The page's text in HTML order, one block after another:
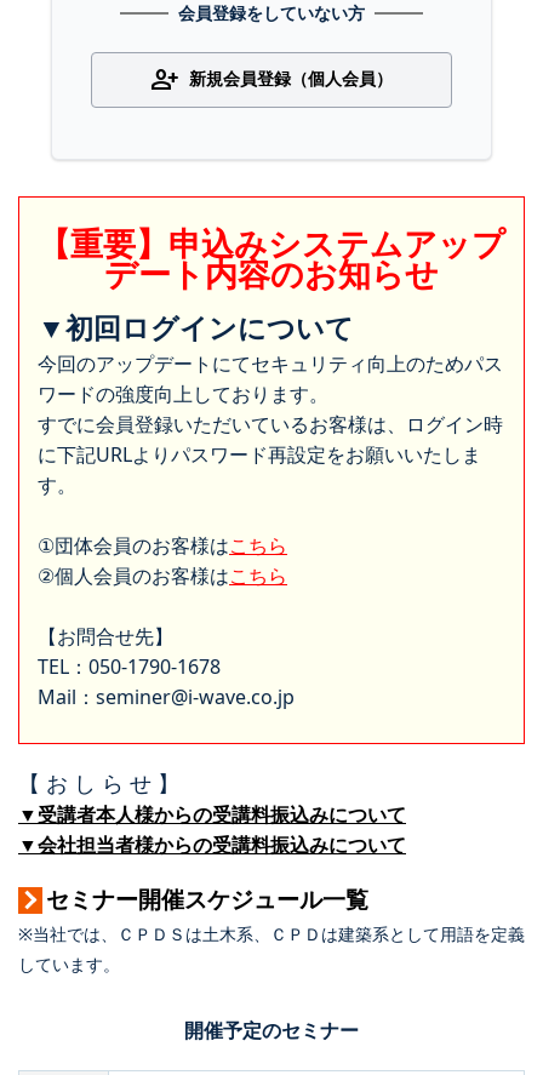
会員登録をしていない方
person_add 新規会員登録（個人会員）
【重要】申込みシステムアップ
デート内容のお知らせ
▼初回ログインについて
今回のアップデートにてセキュリティ向上のためパス
ワードの強度向上しております。
すでに会員登録いただいているお客様は、ログイン時
に下記URLよりパスワード再設定をお願いいたしま
す。
①団体会員のお客様はこちら
②個人会員のお客様はこちら
【お問合せ先】
TEL：050-1790-1678
Mail：seminer@i-wave.co.jp
【 お し ら せ 】
▼受講者本人様からの受講料振込みについて
▼会社担当者様からの受講料振込みについて
セミナー開催スケジュール一覧
※当社では、ＣＰＤＳは土木系、ＣＰＤは建築系として用語を定義
しています。
開催予定のセミナー